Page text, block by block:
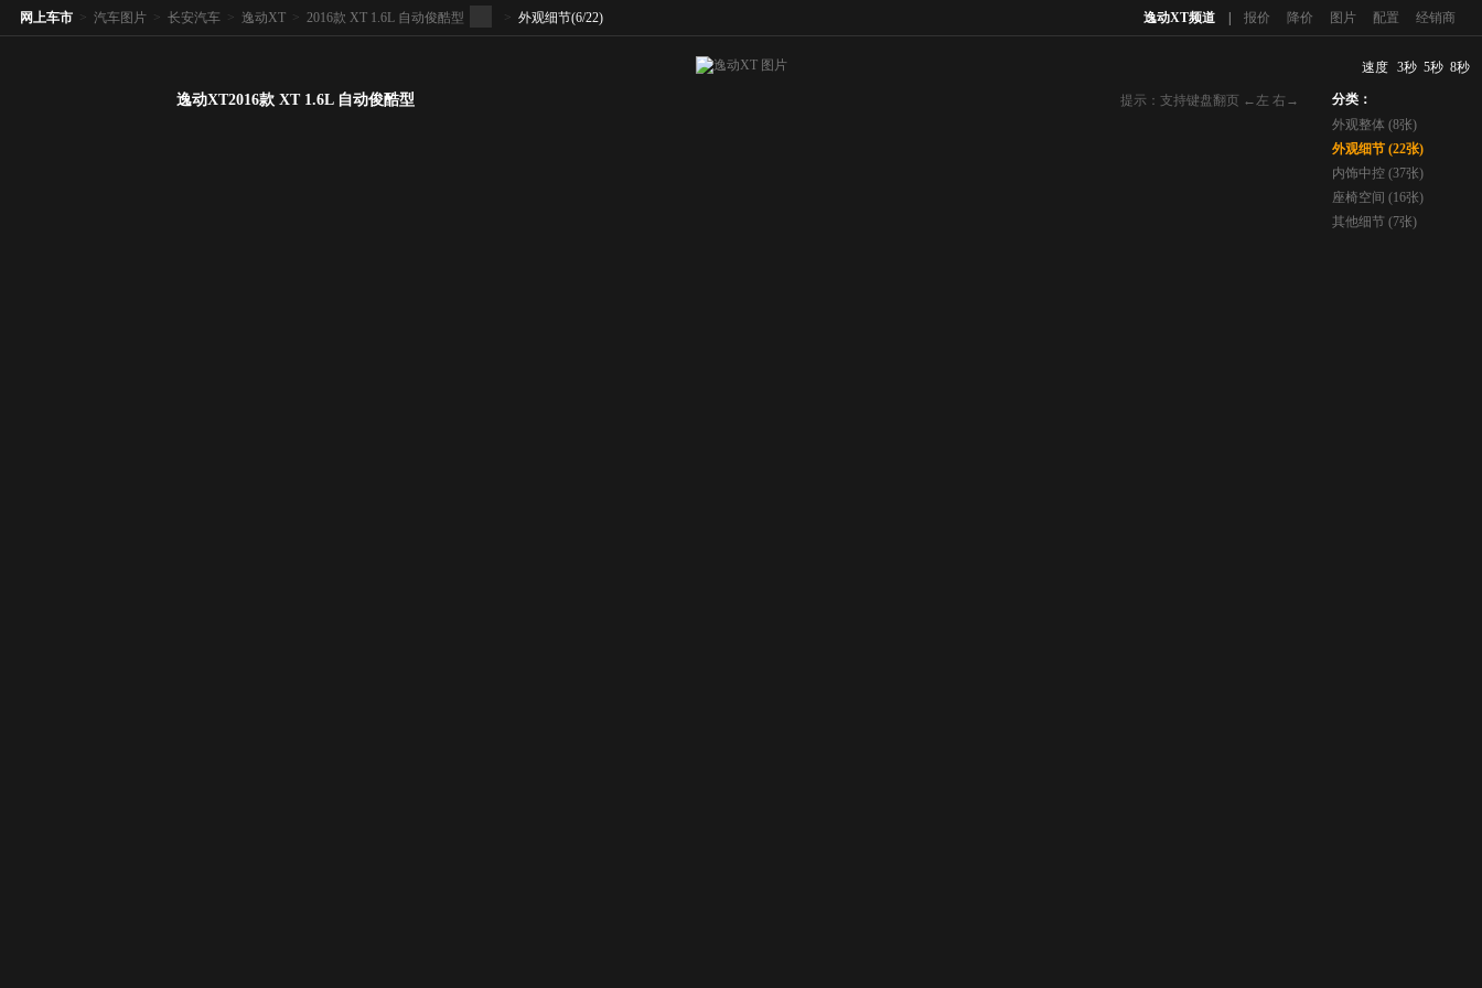
逸动XT频道 报价 降价 图片 配置 经销商
网上车市 > 汽车图片 > 长安汽车 > 逸动XT > 2016款 XT 1.6L 自动俊酷型 > 外观细节(6/22)
提示：支持键盘翻页 ←左 右→
逸动XT2016款 XT 1.6L 自动俊酷型
速度 3秒 5秒 8秒
分类：
外观整体 (8张)
外观细节 (22张)
内饰中控 (37张)
座椅空间 (16张)
其他细节 (7张)